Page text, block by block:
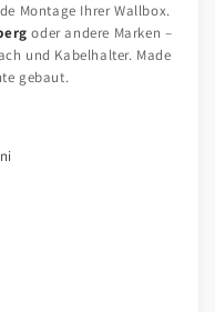
Montage Ihrer Wallbox.
oder andere Marken –
und Kabelhalter. Made
gebaut.